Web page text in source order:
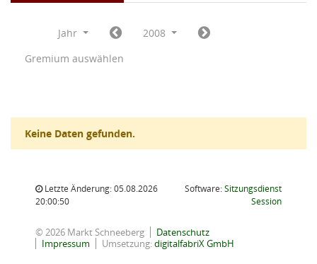
Jahr
2008
Gremium auswählen
Keine Daten gefunden.
Letzte Änderung: 05.08.2026
20:00:50
Software:Sitzungsdienst
Session(Wird in
© 2026 Markt Schneeberg
Datenschutz
Impressum
Umsetzung:digitalfabriX GmbH